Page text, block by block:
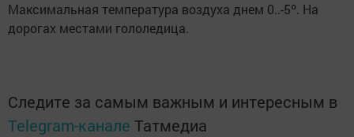
Максимальная температура воздуха днем 0..-5º. На
дорогах местами гололедица.
Следите за самым важным и интересным в
Telegram-канале Татмедиа